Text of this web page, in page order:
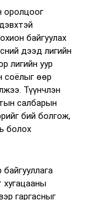
оролцоог
байгуулах
дээд лигийн
лигийн уур
соёлыг өөр
Түүнчлэн
салбарын
бий болгож,
болох
хугацааны
гаргасныг